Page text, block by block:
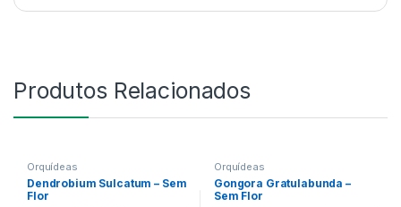
Produtos Relacionados
Orquídeas
Dendrobium Sulcatum – Sem
Flor
Orquídeas
Gongora Gratulabunda –
Sem Flor